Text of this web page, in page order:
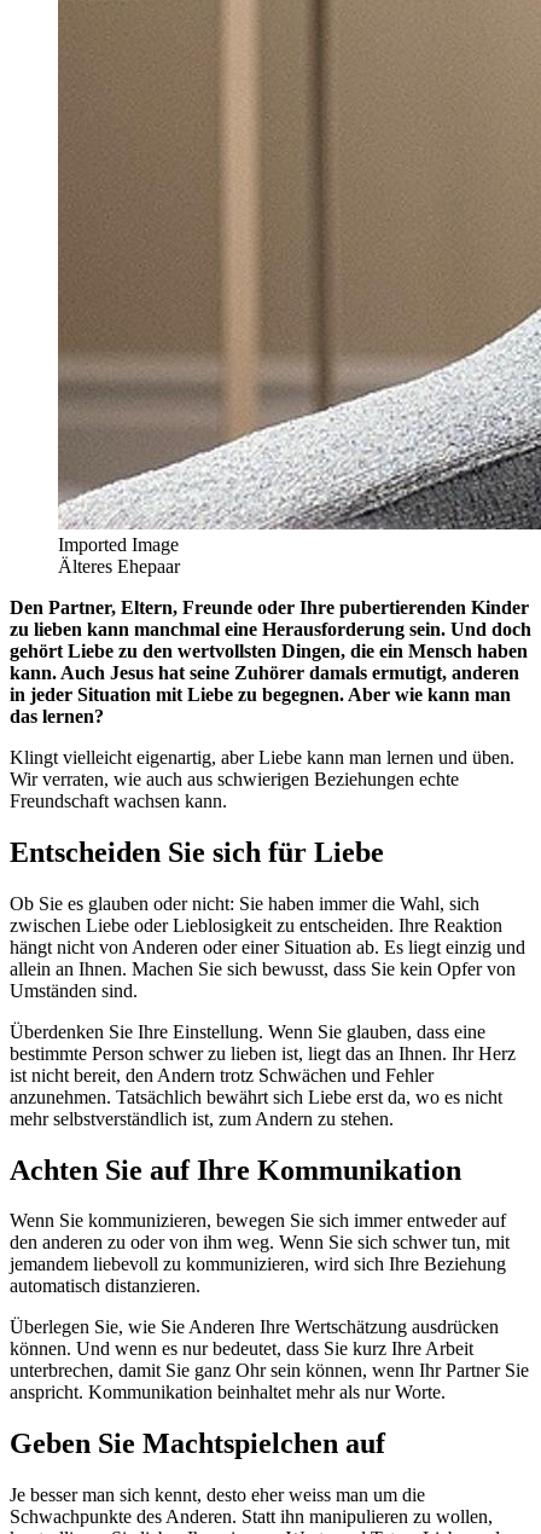
Imported Image
Älteres Ehepaar
Den Partner, Eltern, Freunde oder Ihre pubertierenden Kinder
zu lieben kann manchmal eine Herausforderung sein. Und doch
gehört Liebe zu den wertvollsten Dingen, die ein Mensch haben
kann. Auch Jesus hat seine Zuhörer damals ermutigt, anderen
in jeder Situation mit Liebe zu begegnen. Aber wie kann man
das lernen?
Klingt vielleicht eigenartig, aber Liebe kann man lernen und üben.
Wir verraten, wie auch aus schwierigen Beziehungen echte
Freundschaft wachsen kann.
Entscheiden Sie sich für Liebe
Ob Sie es glauben oder nicht: Sie haben immer die Wahl, sich
zwischen Liebe oder Lieblosigkeit zu entscheiden. Ihre Reaktion
hängt nicht von Anderen oder einer Situation ab. Es liegt einzig und
allein an Ihnen. Machen Sie sich bewusst, dass Sie kein Opfer von
Umständen sind.
Überdenken Sie Ihre Einstellung. Wenn Sie glauben, dass eine
bestimmte Person schwer zu lieben ist, liegt das an Ihnen. Ihr Herz
ist nicht bereit, den Andern trotz Schwächen und Fehler
anzunehmen. Tatsächlich bewährt sich Liebe erst da, wo es nicht
mehr selbstverständlich ist, zum Andern zu stehen.
Achten Sie auf Ihre Kommunikation
Wenn Sie kommunizieren, bewegen Sie sich immer entweder auf
den anderen zu oder von ihm weg. Wenn Sie sich schwer tun, mit
jemandem liebevoll zu kommunizieren, wird sich Ihre Beziehung
automatisch distanzieren.
Überlegen Sie, wie Sie Anderen Ihre Wertschätzung ausdrücken
können. Und wenn es nur bedeutet, dass Sie kurz Ihre Arbeit
unterbrechen, damit Sie ganz Ohr sein können, wenn Ihr Partner Sie
anspricht. Kommunikation beinhaltet mehr als nur Worte.
Geben Sie Machtspielchen auf
Je besser man sich kennt, desto eher weiss man um die
Schwachpunkte des Anderen. Statt ihn manipulieren zu wollen,